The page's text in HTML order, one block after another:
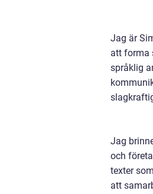
Jag är
att forma
språklig
Jag
och
texter
att